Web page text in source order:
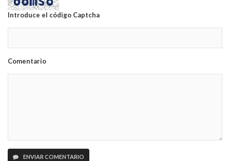
Introduce el código Captcha
Comentario
ENVIAR COMENTARIO